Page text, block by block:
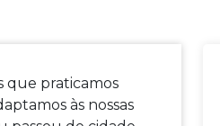
que praticamos
às nossas